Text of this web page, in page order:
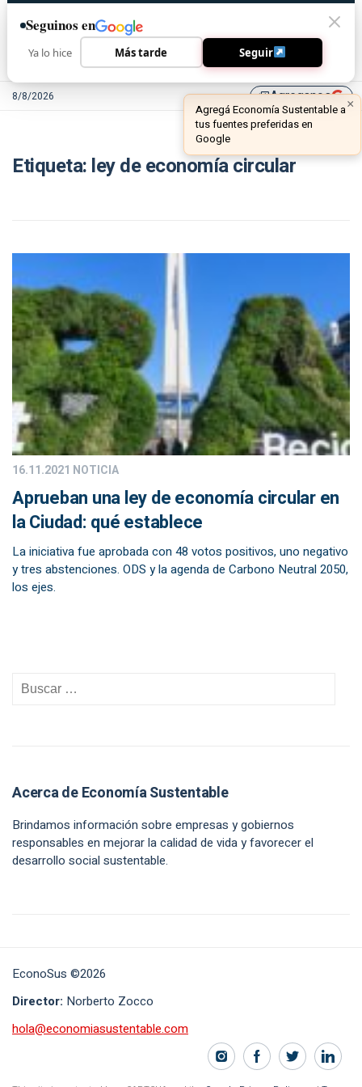
8/8/2026 library_addAgreganos ×
Agregá Economía Sustentable a
tus fuentes preferidas en
Google
Etiqueta: ley de economía circular
16.11.2021 NOTICIA
Aprueban una ley de economía circular en
la Ciudad: qué establece
La iniciativa fue aprobada con 48 votos positivos, uno negativo
y tres abstenciones. ODS y la agenda de Carbono Neutral 2050,
los ejes.
Acerca de Economía Sustentable
Brindamos información sobre empresas y gobiernos
responsables en mejorar la calidad de vida y favorecer el
desarrollo social sustentable.
EconoSus ©2026
Director: Norberto Zocco
hola@economiasustentable.com
Seguinos en
Ya lo hice Más tarde Seguir